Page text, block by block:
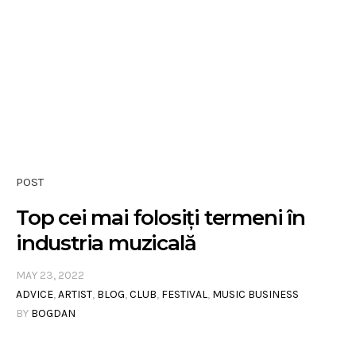
POST
Top cei mai folosiți termeni în
industria muzicală
MAY 23, 2022
ADVICE,ARTIST, BLOG,CLUB, FESTIVAL, MUSIC BUSINESS
BY BOGDAN